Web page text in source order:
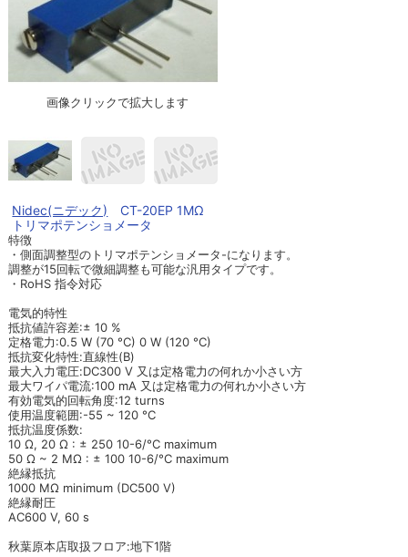
画像クリックで拡大します
Nidec(ニデック) CT-20EP 1MΩ
トリマポテンショメータ
特徴
・側面調整型のトリマポテンショメータ-になります。
調整が15回転で微細調整も可能な汎用タイプです。
・RoHS 指令対応
電気的特性
抵抗値許容差:± 10 %
定格電力:0.5 W (70 °C) 0 W (120 °C)
抵抗変化特性:直線性(B)
最大入力電圧:DC300 V 又は定格電力の何れか小さい方
最大ワイパ電流:100 mA 又は定格電力の何れか小さい方
有効電気的回転角度:12 turns
使用温度範囲:-55 ~ 120 °C
抵抗温度係数:
10 Ω, 20 Ω : ± 250 10-6/°C maximum
50 Ω ~ 2 MΩ : ± 100 10-6/°C maximum
絶縁抵抗
1000 MΩ minimum (DC500 V)
絶縁耐圧
AC600 V, 60 s
秋葉原本店取扱フロア:地下1階